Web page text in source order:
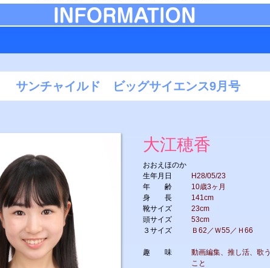
サンチャイルド ビッグサイエンス9月号
大江穂香
おおえほのか
生年月日
H28/05/23
年 齢
10歳3ヶ月
身 長
141cm
靴サイズ
23cm
頭サイズ
53cm
３サイズ
Ｂ62／Ｗ55／Ｈ66
趣 味
動画編集、推し活、歌う
こと